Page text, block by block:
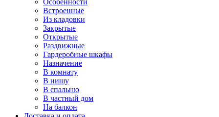
Особенности
Встроенные
Из кладовки
Закрытые
Открытые
Раздвижные
Гардеробные шкафы
Назначение
В комнату
В нишу
В спальню
В частный дом
На балкон